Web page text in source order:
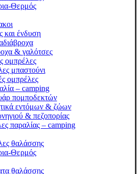
Θερμός
και ένδυση
& γαλότσες
ομπρέλες
μπαστούνι
ομπρέλες
– camping
πομποδεκτών
εντόμων & ζώων
& πεζοπορίας
παραλίας – camping
θαλάσσης
Θερμός
θαλάσσης